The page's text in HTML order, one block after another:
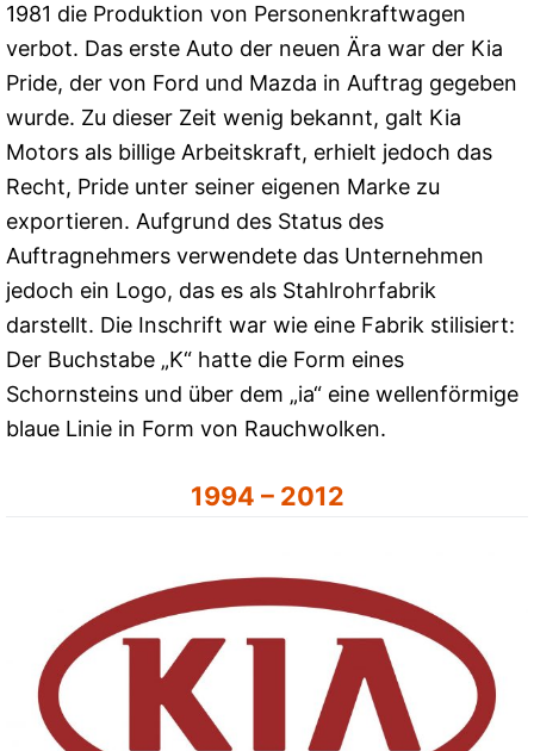
1981 die Produktion von Personenkraftwagen
verbot. Das erste Auto der neuen Ära war der Kia
Pride, der von Ford und Mazda in Auftrag gegeben
wurde. Zu dieser Zeit wenig bekannt, galt Kia
Motors als billige Arbeitskraft, erhielt jedoch das
Recht, Pride unter seiner eigenen Marke zu
exportieren. Aufgrund des Status des
Auftragnehmers verwendete das Unternehmen
jedoch ein Logo, das es als Stahlrohrfabrik
darstellt. Die Inschrift war wie eine Fabrik stilisiert:
Der Buchstabe „K“ hatte die Form eines
Schornsteins und über dem „ia“ eine wellenförmige
blaue Linie in Form von Rauchwolken.
1994 – 2012